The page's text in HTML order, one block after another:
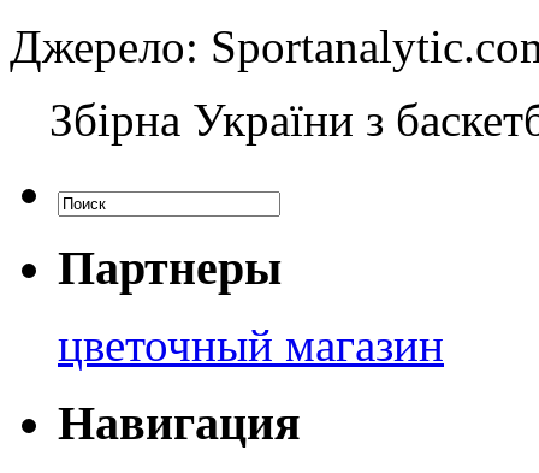
Джерело:
Збірна України з
Партнеры
цветочный магазин
Навигация